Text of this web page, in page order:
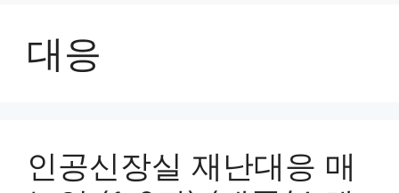
대응
인공신장실 재난대응 매